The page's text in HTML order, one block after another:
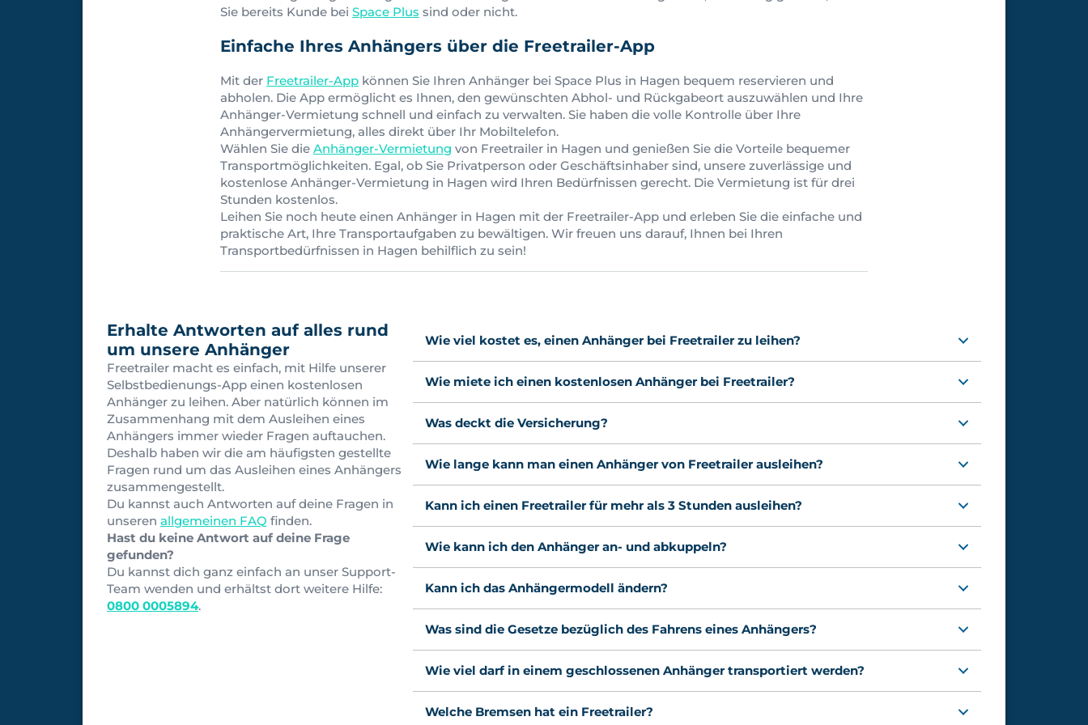
Sie bereits Kunde bei Space Plus sind oder nicht.
Einfache Ihres Anhängers über die Freetrailer-App
Mit der Freetrailer-App können Sie Ihren Anhänger bei Space Plus in Hagen bequem reservieren und
abholen. Die App ermöglicht es Ihnen, den gewünschten Abhol- und Rückgabeort auszuwählen und Ihre
Anhänger-Vermietung schnell und einfach zu verwalten. Sie haben die volle Kontrolle über Ihre
Anhängervermietung, alles direkt über Ihr Mobiltelefon.
Wählen Sie die Anhänger-Vermietung von Freetrailer in Hagen und genießen Sie die Vorteile bequemer
Transportmöglichkeiten. Egal, ob Sie Privatperson oder Geschäftsinhaber sind, unsere zuverlässige und
kostenlose Anhänger-Vermietung in Hagen wird Ihren Bedürfnissen gerecht. Die Vermietung ist für drei
Stunden kostenlos.
Leihen Sie noch heute einen Anhänger in Hagen mit der Freetrailer-App und erleben Sie die einfache und
praktische Art, Ihre Transportaufgaben zu bewältigen. Wir freuen uns darauf, Ihnen bei Ihren
Transportbedürfnissen in Hagen behilflich zu sein!
Erhalte Antworten auf alles rund
um unsere Anhänger
Freetrailer macht es einfach, mit Hilfe unserer
Selbstbedienungs-App einen kostenlosen
Anhänger zu leihen. Aber natürlich können im
Zusammenhang mit dem Ausleihen eines
Anhängers immer wieder Fragen auftauchen.
Deshalb haben wir die am häufigsten gestellte
Fragen rund um das Ausleihen eines Anhängers
zusammengestellt.
Du kannst auch Antworten auf deine Fragen in
unseren allgemeinen FAQ finden.
Hast du keine Antwort auf deine Frage
gefunden?
Du kannst dich ganz einfach an unser Support-
Team wenden und erhältst dort weitere Hilfe:
0800 0005894.
Wie viel kostet es, einen Anhänger bei Freetrailer zu leihen?
Wie miete ich einen kostenlosen Anhänger bei Freetrailer?
Was deckt die Versicherung?
Wie lange kann man einen Anhänger von Freetrailer ausleihen?
Kann ich einen Freetrailer für mehr als 3 Stunden ausleihen?
Wie kann ich den Anhänger an- und abkuppeln?
Kann ich das Anhängermodell ändern?
Was sind die Gesetze bezüglich des Fahrens eines Anhängers?
Wie viel darf in einem geschlossenen Anhänger transportiert werden?
Welche Bremsen hat ein Freetrailer?